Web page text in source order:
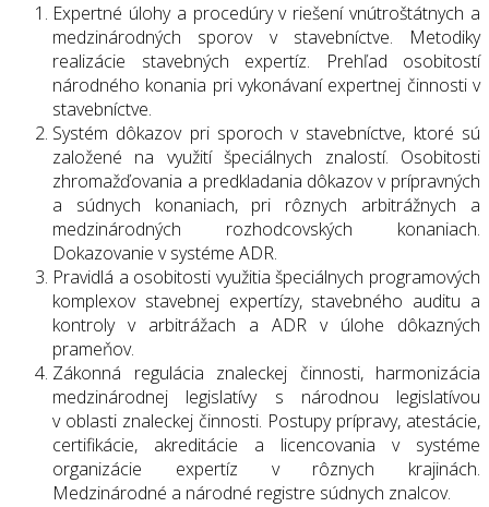
Expertné úlohy a procedúry v riešení vnútroštátnych a
medzinárodných sporov v stavebníctve. Metodiky
realizácie stavebných expertíz. Prehľad osobitostí
národného konania pri vykonávaní expertnej činnosti v
stavebníctve.
Systém dôkazov pri sporoch v stavebníctve, ktoré sú
založené na využití špeciálnych znalostí. Osobitosti
zhromažďovania a predkladania dôkazov v prípravných
a súdnych konaniach, pri rôznych arbitrážnych a
medzinárodných rozhodcovských konaniach.
Dokazovanie v systéme ADR.
Pravidlá a osobitosti využitia špeciálnych programových
komplexov stavebnej expertízy, stavebného auditu a
kontroly v arbitrážach a ADR v úlohe dôkazných
prameňov.
Zákonná regulácia znaleckej činnosti, harmonizácia
medzinárodnej legislatívy s národnou legislatívou
v oblasti znaleckej činnosti. Postupy prípravy, atestácie,
certifikácie, akreditácie a licencovania v systéme
organizácie expertíz v rôznych krajinách.
Medzinárodné a národné registre súdnych znalcov.